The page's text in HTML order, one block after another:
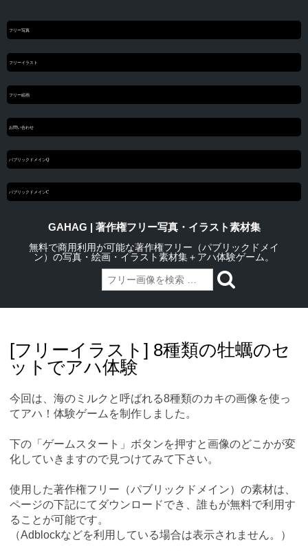
フリー写真
フリーイラスト
フリー絵画
お問い合わせ
パブリックドメインQ
パブリックドメインC
GAHAG | 著作権フリー写真・イラスト素材集
無料で商用利用が可能な著作権フリー（パブリックドメイ
ン）の写真・絵画・イラスト素材集＋アハ体験ゲーム。
content[フリーイラスト] 8種類の牡蠣のセ
ットでアハ体験
今回は、海のミルクと呼ばれる8種類のカキの画像を使っ
てアハ！体験ゲームを制作しました。
下の「ゲームスタート」ボタンを押すと画像のどこかが変
化していきますので見つけてみて下さい。
使用した著作権フリー（パブリックドメイン）の素材は、
ページの下記にてダウンロードでき、誰もが無料で利用す
ることが可能です。
（Adblockなどを利用している場合は表示されません。）